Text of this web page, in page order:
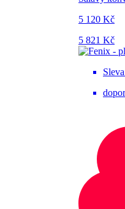
5 120 Kč
5 821 Kč